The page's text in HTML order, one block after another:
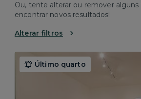
Ou, tente alterar ou remover alguns
encontrar novos resultados!
Alterar filtros
Último quarto